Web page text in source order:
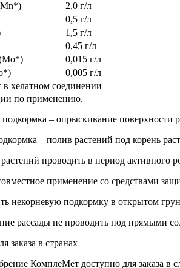
2,0 г/л
0,5 г/л
1,5 г/л
0,45 г/л
0,015 г/л
0,005 г/л
в хелатном соединении
по применению.
подкормка – опрыскивание поверхности
– полив растений под корень
проводить в период активного
применение со средствами
некорневую подкормку в открытом
рассады не проводить под прямыми
заказа в странах
КомплеМет доступно для заказа в